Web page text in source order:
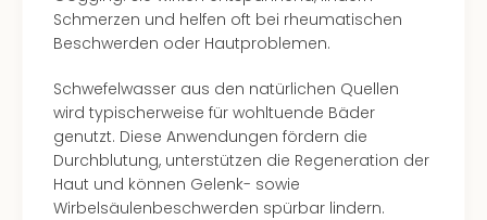
Schmerzen und helfen oft bei rheumatischen
Beschwerden oder Hautproblemen.
Schwefelwasser aus den natürlichen Quellen
wird typischerweise für wohltuende Bäder
genutzt. Diese Anwendungen fördern die
Durchblutung, unterstützen die Regeneration der
Haut und können Gelenk- sowie
Wirbelsäulenbeschwerden spürbar lindern.